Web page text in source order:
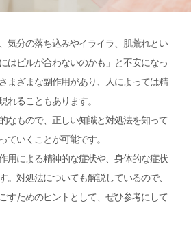
気分の落ち込みやイライラ、肌荒れとい
はピルが合わないのかも」と不安になっ
まざまな副作用があり、人によっては精
れることもあります。
なもので、正しい知識と対処法を知って
ていくことが可能です。
用による精神的な症状や、身体的な症状
。対処法についても解説しているので、
すためのヒントとして、ぜひ参考にして